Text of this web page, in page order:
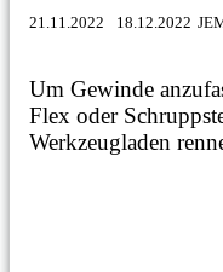
21.11.2022 18.12.2022
Um Gewinde
Flex oder
Werkzeugladen